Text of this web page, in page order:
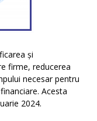
și
firme, reducerea
necesar pentru
Acesta
2024.